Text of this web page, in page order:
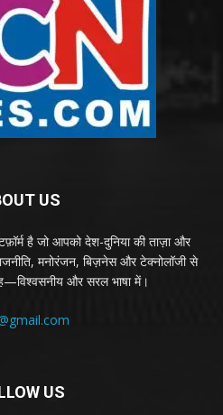
US
है जो आपको देश-दुनिया की ताज़ा और
मनोरंजन, बिज़नेस और टेक्नोलॉजी से
और सरल भाषा में।
US